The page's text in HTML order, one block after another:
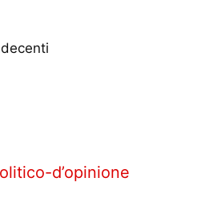
d’opinione